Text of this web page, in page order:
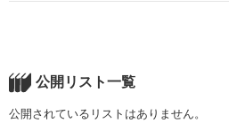
公開リスト一覧
公開されているリストはありません。